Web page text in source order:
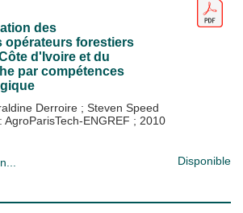
des
opérateurs forestiers
d'Ivoire et du
par compétences
Derroire ; Steven Speed
ENGREF ; 2010
Disponible